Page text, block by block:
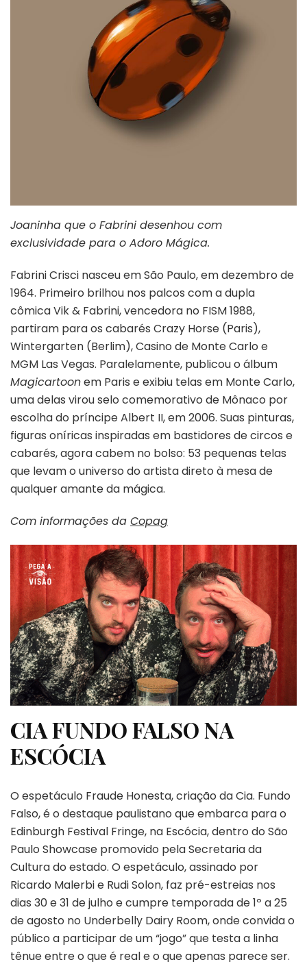
Joaninha que o Fabrini desenhou com
exclusividade para o Adoro Mágica.
Fabrini Crisci nasceu em São Paulo, em dezembro de
1964. Primeiro brilhou nos palcos com a dupla
cômica Vik & Fabrini, vencedora no FISM 1988,
partiram para os cabarés Crazy Horse (Paris),
Wintergarten (Berlim), Casino de Monte Carlo e
MGM Las Vegas. Paralelamente, publicou o álbum
Magicartoonem Paris e exibiu telas em Monte Carlo,
uma delas virou selo comemorativo de Mônaco por
escolha do príncipe Albert II, em 2006. Suas pinturas,
figuras oníricas inspiradas em bastidores de circos e
cabarés, agora cabem no bolso: 53 pequenas telas
que levam o universo do artista direto à mesa de
qualquer amante da mágica.
Com informações da Copag
CIA FUNDO FALSO NA
ESCÓCIA
O espetáculo Fraude Honesta, criação da Cia. Fundo
Falso, é o destaque paulistano que embarca para o
Edinburgh Festival Fringe, na Escócia, dentro do São
Paulo Showcase promovido pela Secretaria da
Cultura do estado. O espetáculo, assinado por
Ricardo Malerbi e Rudi Solon, faz pré-estreias nos
dias 30 e 31 de julho e cumpre temporada de 1º a 25
de agosto no Underbelly Dairy Room, onde convida o
público a participar de um “jogo” que testa a linha
tênue entre o que é real e o que apenas parece ser.